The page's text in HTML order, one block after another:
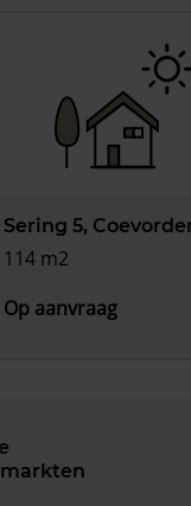
Sering 5,
114 m2
Op aanvraag